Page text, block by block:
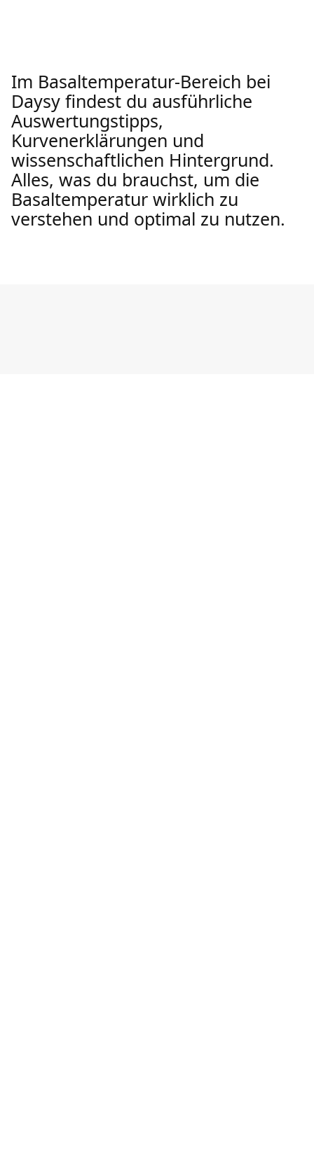
Im Basaltemperatur-Bereich bei
Daysy findest du ausführliche
Auswertungstipps,
Kurvenerklärungen und
wissenschaftlichen Hintergrund.
Alles, was du brauchst, um die
Basaltemperatur wirklich zu
verstehen und optimal zu nutzen.